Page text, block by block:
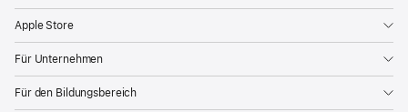
Apple Store
Für Unternehmen
Für den Bildungsbereich